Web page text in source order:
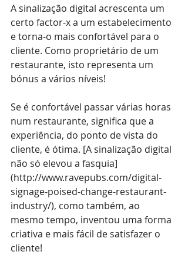
A sinalização digital acrescenta um
certo factor-x a um estabelecimento
e torna-o mais confortável para o
cliente. Como proprietário de um
restaurante, isto representa um
bónus a vários níveis!
Se é confortável passar várias horas
num restaurante, significa que a
experiência, do ponto de vista do
cliente, é ótima. [A sinalização digital
não só elevou a fasquia]
(http://www.ravepubs.com/digital-
signage-poised-change-restaurant-
industry/), como também, ao
mesmo tempo, inventou uma forma
criativa e mais fácil de satisfazer o
cliente!